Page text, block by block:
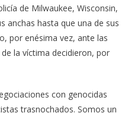
de Milwaukee, Wisconsin,
anchas hasta que una de sus
por enésima vez, ante las
la víctima decidieron, por
con genocidas
trasnochados. Somos un